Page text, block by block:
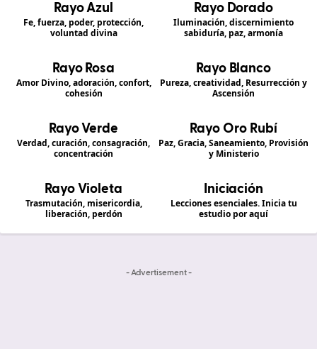
Rayo Azul
Fe, fuerza, poder, protección,
voluntad divina
Rayo Dorado
Iluminación, discernimiento
sabiduría, paz, armonía
Rayo Rosa
Amor Divino, adoración, confort,
cohesión
Rayo Blanco
Pureza, creatividad, Resurrección y
Ascensión
Rayo Verde
Verdad, curación, consagración,
concentración
Rayo Oro Rubí
Paz, Gracia, Saneamiento, Provisión
y Ministerio
Rayo Violeta
Trasmutación, misericordia,
liberación, perdón
Iniciación
Lecciones esenciales. Inicia tu
estudio por aquí
- Advertisement -